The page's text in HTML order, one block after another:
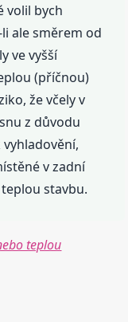
volil bych
ale směrem od
ve vyšší
(příčnou)
že včely v
z důvodu
v zadní
stavbu.
teplou